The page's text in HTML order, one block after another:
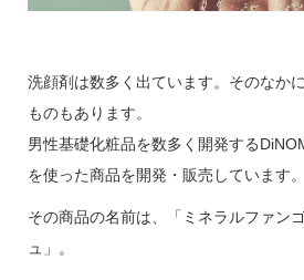
洗顔剤は数多く出ています。そのなか
ものもあります。
男性基礎化粧品を数多く開発する
を使った商品を開発・販売しています。
その商品の名前は、「ミネラルファン
ュ」。